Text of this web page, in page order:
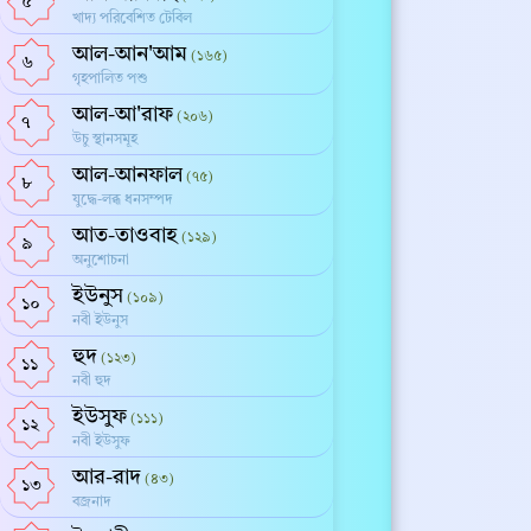
খাদ্য পরিবেশিত টেবিল
৬ আল-আন'আম (১৬৫)
গৃহপালিত পশু
৭ আল-আ'রাফ (২০৬)
উচু স্থানসমূহ
৮ আল-আনফাল (৭৫)
যুদ্ধে-লব্ধ ধনসম্পদ
৯ আত-তাওবাহ (১২৯)
অনুশোচনা
১০ ইউনুস (১০৯)
নবী ইউনুস
১১ হুদ (১২৩)
নবী হুদ
১২ ইউসুফ (১১১)
নবী ইউসুফ
১৩ আর-রাদ (৪৩)
বজ্রনাদ